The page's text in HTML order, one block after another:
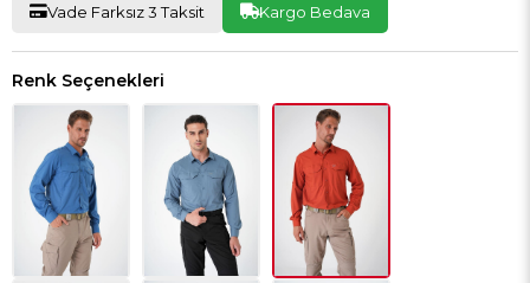
Vade Farksız 3 Taksit Kargo Bedava
Renk Seçenekleri